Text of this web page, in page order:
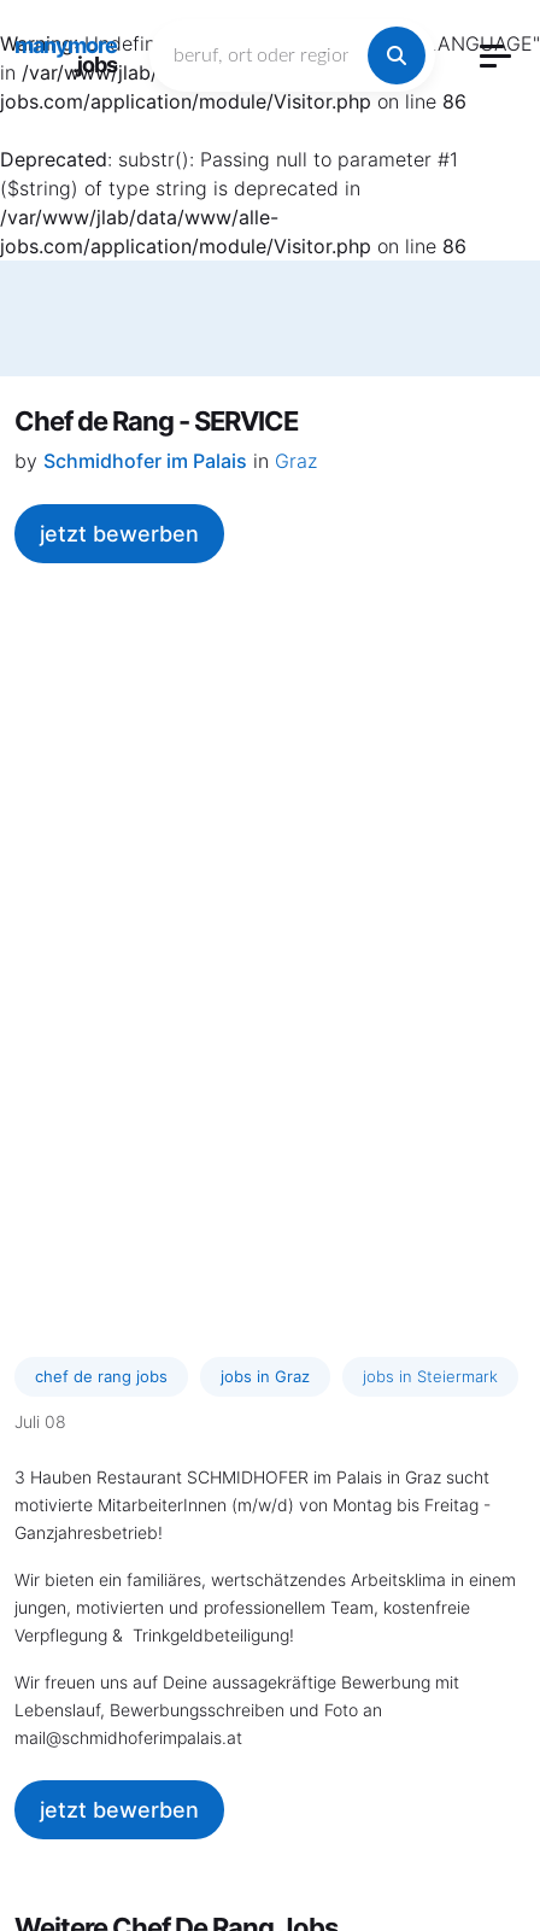
Warning: Undefined array key "HTTP_ACCEPT_LANGUAGE"
in /var/www/jlab/data/www/alle-
jobs.com/application/module/Visitor.php on line 86
Deprecated: substr(): Passing null to parameter #1
($string) of type string is deprecated in
/var/www/jlab/data/www/alle-
jobs.com/application/module/Visitor.php on line 86
manymore
.jobs
Chef de Rang - SERVICE
by Schmidhofer im Palais in Graz
jetzt bewerben
chef de rang jobs jobs in Graz jobs in Steiermark
Juli 08
3 Hauben Restaurant SCHMIDHOFER im Palais in Graz sucht
motivierte MitarbeiterInnen (m/w/d) von Montag bis Freitag -
Ganzjahresbetrieb!
Wir bieten ein familiäres, wertschätzendes Arbeitsklima in einem
jungen, motivierten und professionellem Team, kostenfreie
Verpflegung & Trinkgeldbeteiligung!
Wir freuen uns auf Deine aussagekräftige Bewerbung mit
Lebenslauf, Bewerbungsschreiben und Foto an
mail@schmidhoferimpalais.at
jetzt bewerben